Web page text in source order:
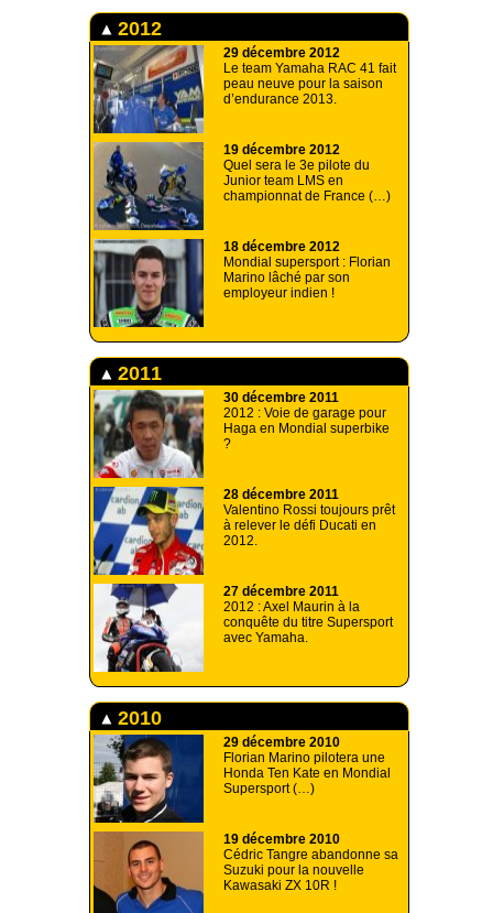
2012
29 décembre 2012
Le team Yamaha RAC 41 fait
peau neuve pour la saison
d’endurance 2013.
19 décembre 2012
Quel sera le 3e pilote du
Junior team LMS en
championnat de France (…)
18 décembre 2012
Mondial supersport : Florian
Marino lâché par son
employeur indien !
2011
30 décembre 2011
2012 : Voie de garage pour
Haga en Mondial superbike
?
28 décembre 2011
Valentino Rossi toujours prêt
à relever le défi Ducati en
2012.
27 décembre 2011
2012 : Axel Maurin à la
conquête du titre Supersport
avec Yamaha.
2010
29 décembre 2010
Florian Marino pilotera une
Honda Ten Kate en Mondial
Supersport (…)
19 décembre 2010
Cédric Tangre abandonne sa
Suzuki pour la nouvelle
Kawasaki ZX 10R !